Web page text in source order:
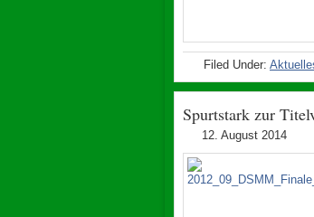
Filed Under:
Spurtstark zur
12. August 2014